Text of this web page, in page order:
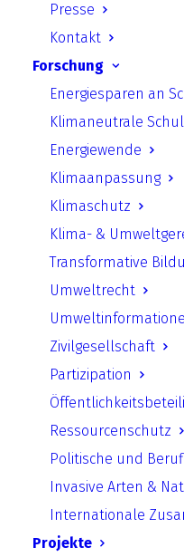
Presse
Kontakt
Forschung
Energiesparen an
Klimaneutrale
Energiewende
Klimaanpassung
Klimaschutz
Klima- &
Transformative
Umweltrecht
Zivilgesellschaft
Partizipation
Ressourcenschutz
Politische und
Invasive Arten &
Internationale
Projekte
UfU.de |
Standort HalleGroße
+49 345 202 65